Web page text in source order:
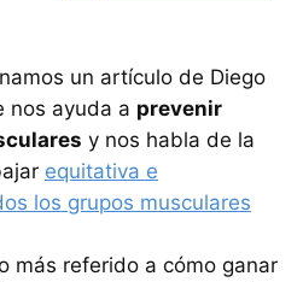
un artículo de Diego
nos ayuda a prevenir
y nos habla de la
equitativa e
los grupos musculares
más referido a cómo ganar